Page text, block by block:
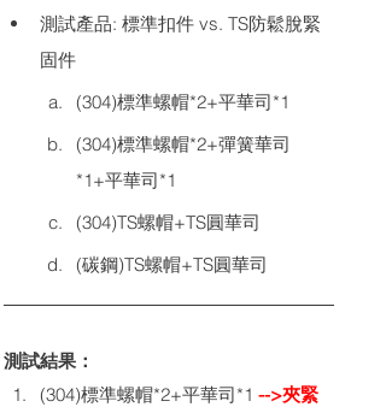
測試產品: 標準扣件 vs. TS防鬆脫緊
固件
(304)標準螺帽*2+平華司*1
(304)標準螺帽*2+彈簧華司
*1+平華司*1
(304)TS螺帽+TS圓華司
(碳鋼)TS螺帽+TS圓華司
測試結果：
(304)標準螺帽*2+平華司*1 -->夾緊